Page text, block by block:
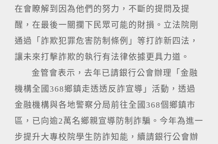
在會瞭解到因為他們的努力，不斷的提問及提
醒，在最後一關攔下民眾可能的財損。立法院剛
通過「詐欺犯罪危害防制條例」等打詐新四法，
讓未來打擊詐欺的執行有法律依據更具力道。
金管會表示，去年已請銀行公會辦理「金融
機構全國368鄉鎮走透透反詐宣導」活動，透過
金融機構與各地警察分局前往全國368個鄉鎮市
區，已向逾2萬名鄉親宣導防制詐騙。今年為進一
步提升大專校院學生防詐知能，續請銀行公會辦